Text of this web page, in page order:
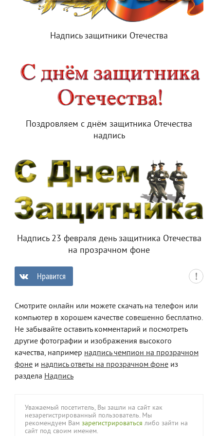
Надпись защитники Отечества
Поздровляем с днём защитника Отечества
надпись
Надпись 23 февраля день защитника Отечества
на прозрачном фоне
Нравится
Смотрите онлайн или можете скачать на телефон или
компьютер в хорошем качестве совешенно бесплатно.
Не забывайте оставить комментарий и посмотреть
другие фотографии и изображения высокого
качества, например надпись чемпион на прозрачном
фоне и надпись ответы на прозрачном фоне из
раздела Надпись
Уважаемый посетитель, Вы зашли на сайт как
незарегистрированный пользователь. Мы
рекомендуем Вам зарегистрироваться либо зайти на
сайт под своим именем.